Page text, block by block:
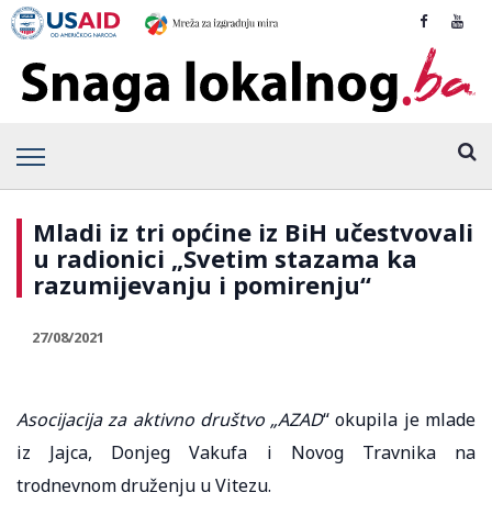
Mladi iz tri općine iz BiH učestvovali
u radionici „Svetim stazama ka
razumijevanju i pomirenju“
27/08/2021
Asocijacija za aktivno društvo „AZAD“ okupila je mlade
iz Jajca, Donjeg Vakufa i Novog Travnika na
trodnevnom druženju u Vitezu.